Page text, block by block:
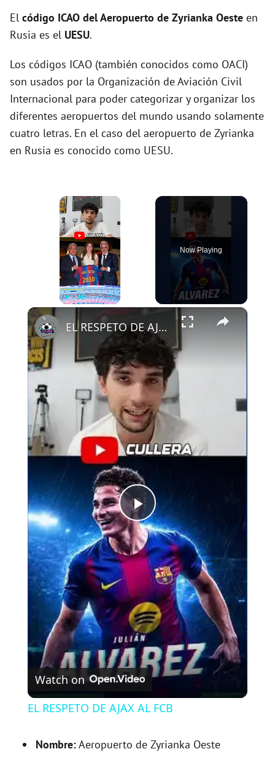
El código ICAO delAeropuerto de Zyrianka Oeste en
Rusia es el UESU.
Los códigos ICAO (también conocidos como OACI)
son usados por la Organización de Aviación Civil
Internacional para poder categorizar y organizar los
diferentes aeropuertos del mundo usando solamente
cuatro letras. En el caso del aeropuerto de Zyrianka
en Rusia es conocido como UESU.
×
Now Playing
×
P
l
a
y
V
i
d
EL RESPETO DE AJAX AL FCB
Watch on
EL RESPETO DE AJAX AL FCB
Nombre:Aeropuerto de Zyrianka Oeste